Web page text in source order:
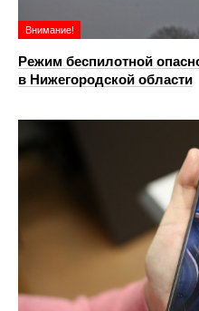
Внимание!
Режим беспилотной
в Нижегородской области